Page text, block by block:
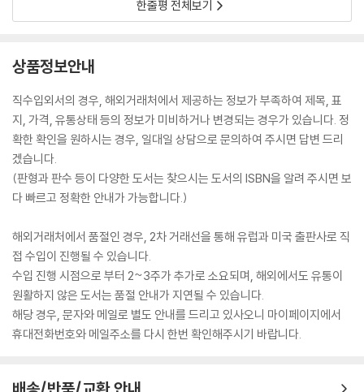
한줄평 전체보기
상품정보안내
직수입외서의 경우, 해외거래처에서 제공하는 정보가 부족하여 제목, 표
지, 가격, 유통상태 등의 정보가 미비하거나 변경되는 경우가 있습니다. 정
확한 확인을 원하시는 경우, 일대일 상담으로 문의하여 주시면 답변 드리
겠습니다.
(판형과 판수 등이 다양한 도서는 찾으시는 도서의 ISBN을 알려 주시면 보
다 빠르고 정확한 안내가 가능합니다.)
해외거래처에서 품절인 경우, 2차 거래선을 통해 유럽과 미국 출판사로 직
접 수입이 진행될 수 있습니다.
수입 진행 시점으로 부터 2~3주가 추가로 소요되며, 해외에서도 유통이
원활하지 않은 도서는 품절 안내가 지연될 수 있습니다.
해당 경우, 문자와 메일로 별도 안내를 드리고 있사오니 마이페이지에서
휴대전화번호와 메일주소를 다시 한번 확인해주시기 바랍니다.